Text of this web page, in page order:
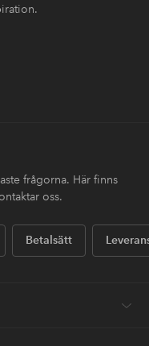
frågorna. Här finns
oss.
Betalsätt